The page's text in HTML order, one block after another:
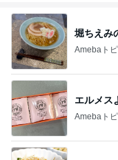
堀ちえみ
Amebaト
エルメス
Amebaト